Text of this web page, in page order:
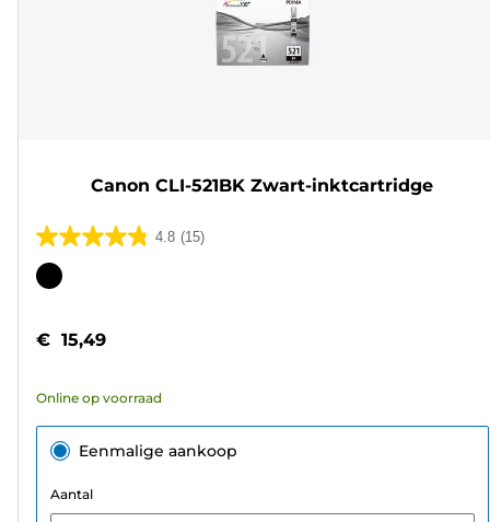
Canon CLI-521BK Zwart-inktcartridge
4.8 (15)
4.8
van
sterren.
beoordelingen
Kleurencartridge
€ 15,49
Online op voorraad
Eenmalige aankoop
Aantal